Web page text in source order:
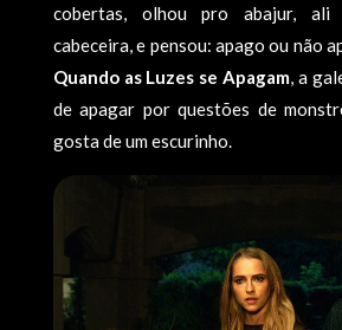
cobertas, olhou pro abajur, ali
cabeceira, e pensou: apago ou não
Quando as Luzes se Apagam , a
de apagar por questões de
gosta de um escurinho.